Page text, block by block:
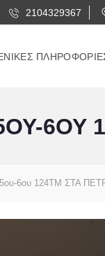
2104329367
6ΟΥ
6ου 124ΤΜ ΣΤΑ